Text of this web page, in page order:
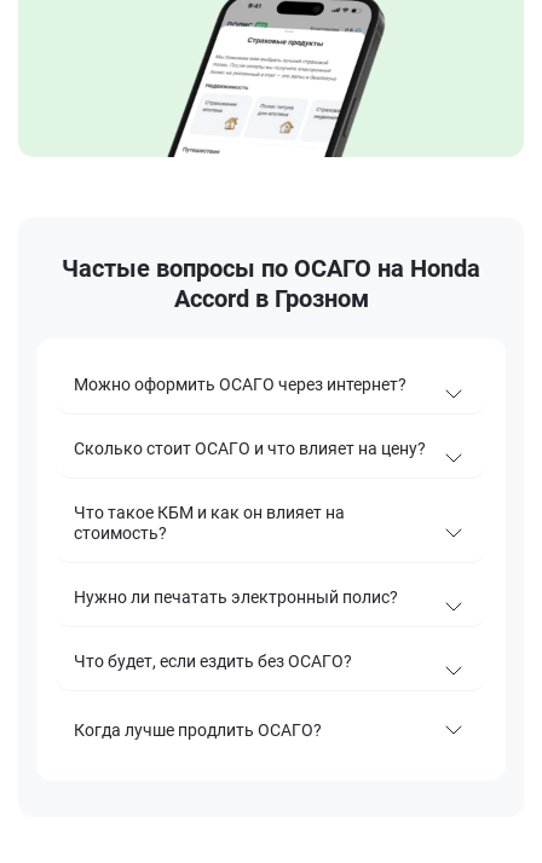
Частые вопросы по ОСАГО на Honda
Accord в Грозном
Можно оформить ОСАГО через интернет?
Сколько стоит ОСАГО и что влияет на цену?
Что такое КБМ и как он влияет на
стоимость?
Нужно ли печатать электронный полис?
Что будет, если ездить без ОСАГО?
Когда лучше продлить ОСАГО?